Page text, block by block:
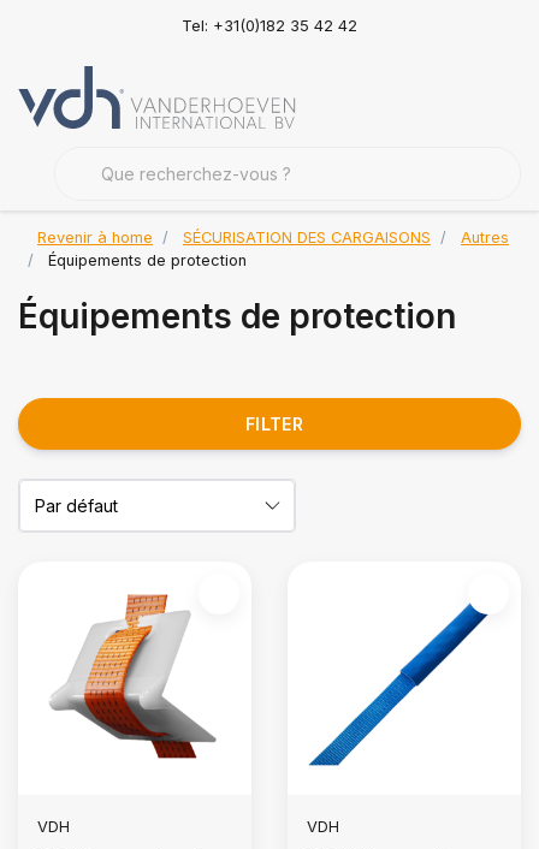
Tel: +31(0)182 35 42 42
Revenir à home SÉCURISATION DES CARGAISONS
Autres
Équipements de protection
Équipements de protection
FILTER
VDH VDH